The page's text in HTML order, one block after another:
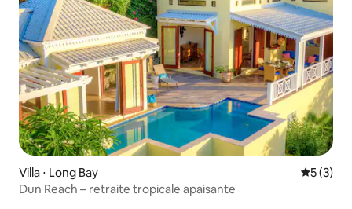
Villa ⋅ Long Bay
5 (3)
Dun Reach – retraite tropicale apaisante